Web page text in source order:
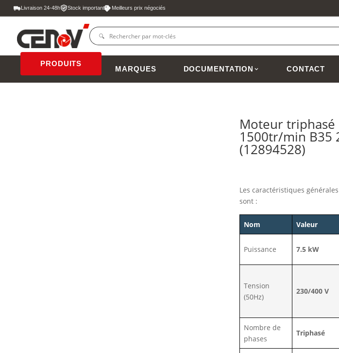
Livraison 24-48h Stock important Meilleurs prix négociés
PRODUITS
MARQUES DOCUMENTATION CONTACT
Moteur triphasé
1500tr/min B35
(12894528)
Les caractéristiques
sont :
Nom Valeur
Puissance 7.5 kW
Tension
(50Hz)
230/400 V
Nombre de
phases
Triphasé